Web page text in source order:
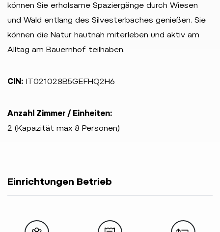
können Sie erholsame Spaziergänge durch Wiesen
und Wald entlang des Silvesterbaches genießen. Sie
können die Natur hautnah miterleben und aktiv am
Alltag am Bauernhof teilhaben.
CIN: IT021028B5GEFHQ2H6
Anzahl Zimmer / Einheiten:
2 (Kapazität max 8 Personen)
Einrichtungen Betrieb